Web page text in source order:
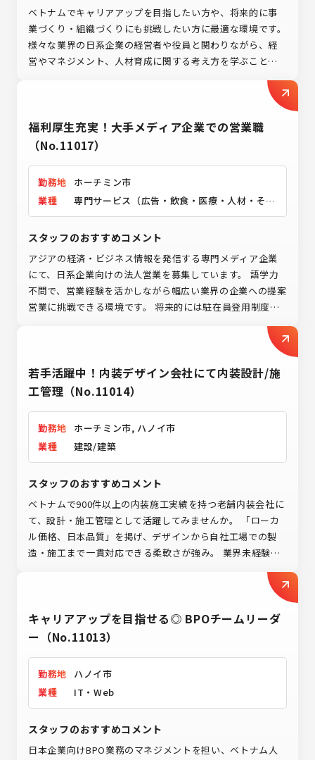
ベトナムでキャリアアップを目指したい方や、将来的に事
業づくり・組織づくりにも挑戦したい方に最適な環境です。
様々な業界の日系企業の経営者や役員と関わりながら、経
営やマネジメント、人材育成に関する考え方を学ぶことが
できます。 また、人材紹介を通じて企業と求職者の架け橋
となり、双方にとって最適なマッチングを実現できたときに
は大きなやりがいを感じられます。 成果はコミッションと
して還元されるため、自身の成長や成果を実感しやすく、
将来的にはマネジメントや新規事業など幅広いキャリアに
福利厚生充実！大手メディア企業での営業職
（No.11017）
勤務地
ホーチミン市
業種
専門サービス（広告・飲食・医療・人材・その
他）
スタッフのおすすめコメント
アジアの経済・ビジネス情報を発信する専門メディア企業
にて、日系企業向けの法人営業を募集しています。 語学力
不問で、営業経験を活かしながら幅広い業界の企業への提案
営業に挑戦できる環境です。 将来的には駐在員登用制度も
あり、海外での営業経験をキャリアアップにつなげたい方に
おすすめです。 次のステージとして、グローバルな環境で
若手活躍中！内装デザイン会社にて内装設計/施
工管理（No.11014）
勤務地
ホーチミン市, ハノイ市
業種
建設/建築
スタッフのおすすめコメント
ベトナムで900件以上の内装施工実績を持つ老舗内装会社に
て、設計・施工管理として活躍してみませんか。 「ローカ
ル価格、日本品質」を掲げ、デザインから自社工場での製
造・施工まで一貫対応できる柔軟さが強み。 業界未経験で
もチャレンジ可能で、不動産・金融・人材・商社などでクラ
イアントワークの経験をお持ちの方なら、これまでの経験
を活かせます。 新規開拓のプレッシャーはなく、既存顧客
との打合せ・提案を中心にものづくりの上流から引き渡し
まで幅広く携われるポジションです。
キャリアアップを目指せる◎ BPOチームリーダ
ー（No.11013）
勤務地
ハノイ市
業種
IT・Web
スタッフのおすすめコメント
日本企業向けBPO業務のマネジメントを担い、ベトナム人